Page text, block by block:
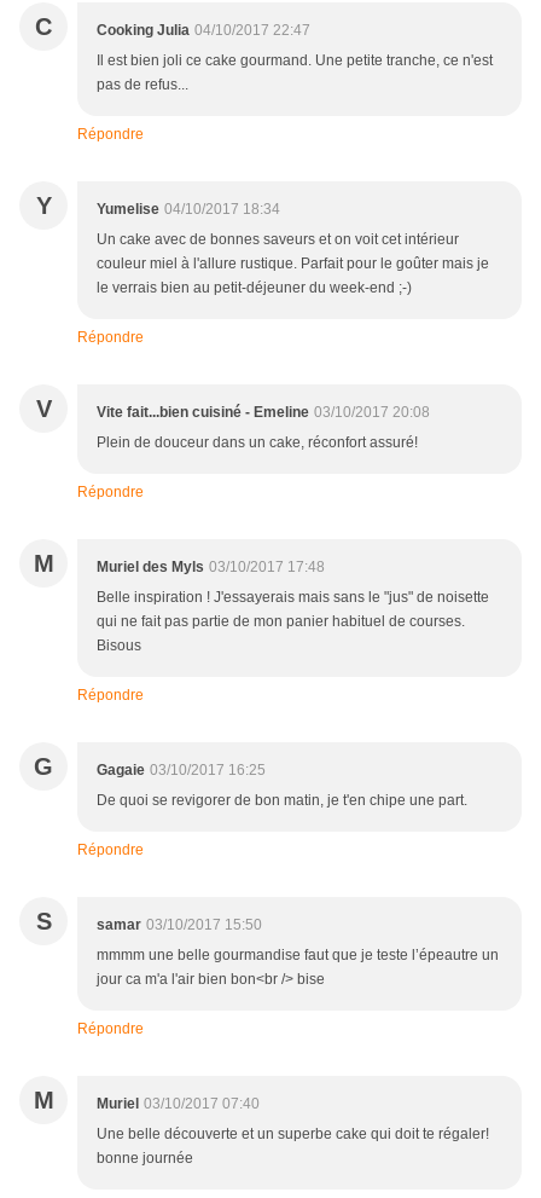
C Cooking Julia 04/10/2017 22:47
Il est bien joli ce cake gourmand. Une petite tranche, ce n'est
pas de refus...
Répondre
Y Yumelise 04/10/2017 18:34
Un cake avec de bonnes saveurs et on voit cet intérieur
couleur miel à l'allure rustique. Parfait pour le goûter mais je
le verrais bien au petit-déjeuner du week-end ;-)
Répondre
V Vite fait...bien cuisiné - Emeline 03/10/2017 20:08
Plein de douceur dans un cake, réconfort assuré!
Répondre
M Muriel des Myls 03/10/2017 17:48
Belle inspiration ! J'essayerais mais sans le "jus" de noisette
qui ne fait pas partie de mon panier habituel de courses.
Bisous
Répondre
G Gagaie 03/10/2017 16:25
De quoi se revigorer de bon matin, je t'en chipe une part.
Répondre
S samar 03/10/2017 15:50
mmmm une belle gourmandise faut que je teste l’épeautre un
jour ca m'a l'air bien bon<br /> bise
Répondre
M Muriel 03/10/2017 07:40
Une belle découverte et un superbe cake qui doit te régaler!
bonne journée